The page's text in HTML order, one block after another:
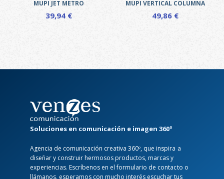
MUPI JET METRO
39,94 €
pueden
página
MUPI VERTICAL COLUMNA
49,86 €
elegir
la
página
de
Soluciones en comunicación e imagen 360º
Agencia de comunicación creativa 360º, que inspira a
diseñar y construir hermosos productos, marcas y
experiencias. Escríbenos en el formulario de contacto o
llámanos, esperamos con mucho interés escuchar tus